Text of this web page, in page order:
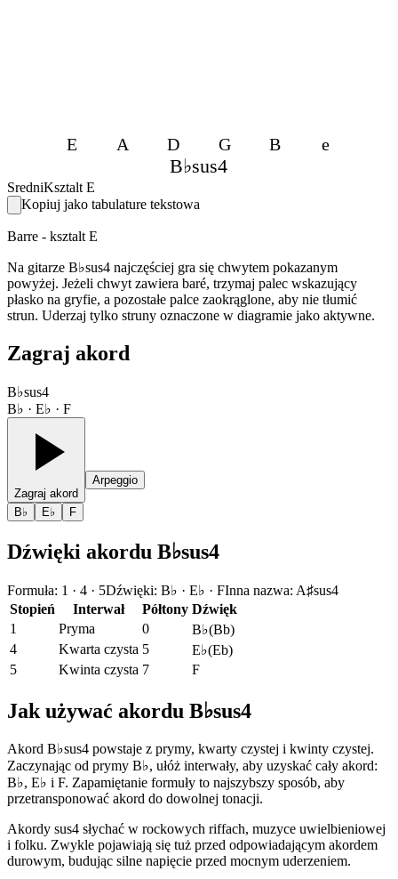
E A D G B e
B♭sus4
SredniKsztalt E
Kopiuj jako tabulature tekstowa
Barre - ksztalt E
Na gitarze B♭sus4 najczęściej gra się chwytem pokazanym
powyżej. Jeżeli chwyt zawiera baré, trzymaj palec wskazujący
płasko na gryfie, a pozostałe palce zaokrąglone, aby nie tłumić
strun. Uderzaj tylko struny oznaczone w diagramie jako aktywne.
Zagraj akord
B♭sus4
B♭ · E♭ · F
Zagraj akord
Arpeggio
B♭ E♭ F
Dźwięki akordu B♭sus4
Formuła: 1 · 4 · 5Dźwięki: B♭ · E♭ · FInna nazwa: A♯sus4
Stopień
Interwał Półtony Dźwięk
1
Pryma 0 B♭(Bb)
4
Kwarta czysta 5 E♭(Eb)
5
Kwinta czysta 7 F
Jak używać akordu B♭sus4
Akord B♭sus4 powstaje z prymy, kwarty czystej i kwinty czystej.
Zaczynając od prymy B♭, ułóż interwały, aby uzyskać cały akord:
B♭, E♭ i F. Zapamiętanie formuły to najszybszy sposób, aby
przetransponować akord do dowolnej tonacji.
Akordy sus4 słychać w rockowych riffach, muzyce uwielbieniowej
i folku. Zwykle pojawiają się tuż przed odpowiadającym akordem
durowym, budując silne napięcie przed mocnym uderzeniem.